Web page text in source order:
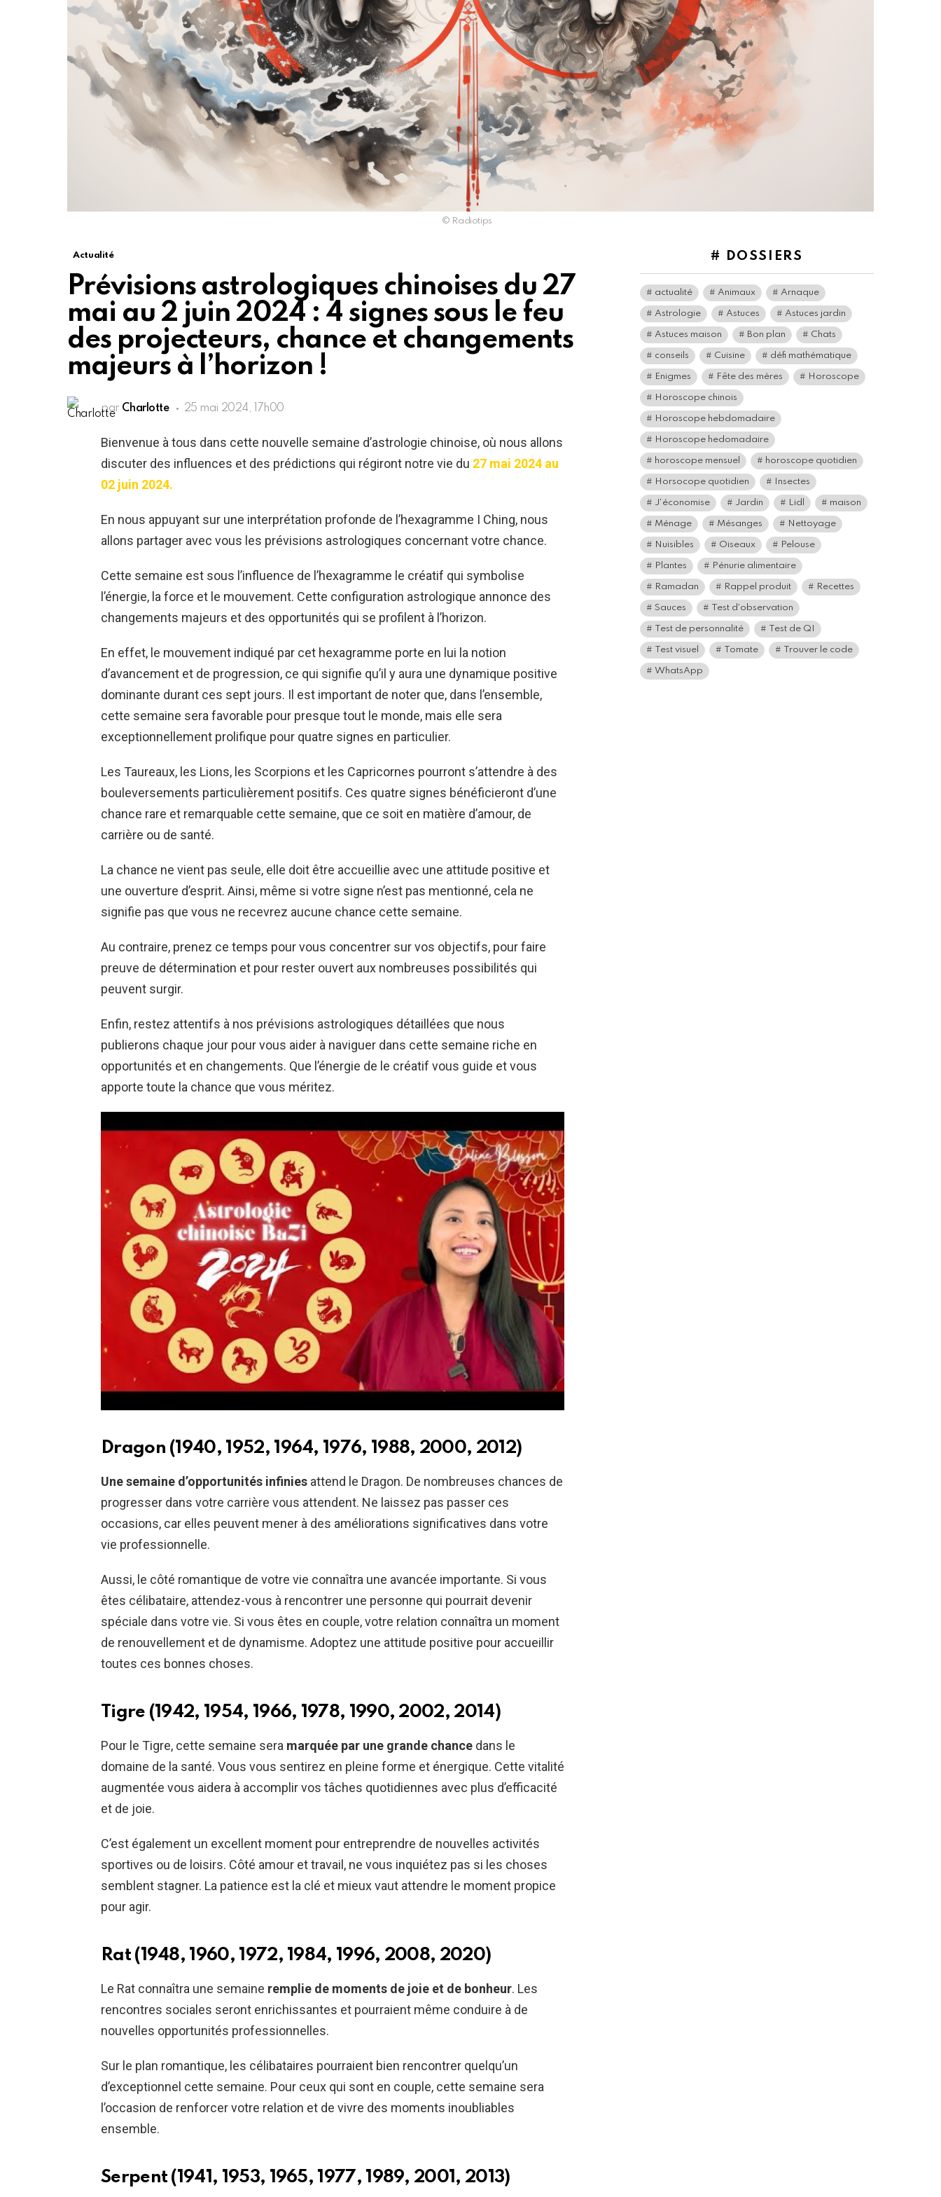
© Radiotips
Actualité
Prévisions astrologiques chinoises du 27
mai au 2 juin 2024 : 4 signes sous le feu
des projecteurs, chance et changements
majeurs à l’horizon !
par Charlotte 25 mai 2024, 17h00
Bienvenue à tous dans cette nouvelle semaine d’astrologie chinoise, où nous allons
discuter des influences et des prédictions qui régiront notre vie du 27 mai 2024 au
02 juin 2024.
En nous appuyant sur une interprétation profonde de l’hexagramme I Ching, nous
allons partager avec vous les prévisions astrologiques concernant votre chance.
Cette semaine est sous l’influence de l’hexagramme le créatif qui symbolise
l’énergie, la force et le mouvement. Cette configuration astrologique annonce des
changements majeurs et des opportunités qui se profilent à l’horizon.
En effet, le mouvement indiqué par cet hexagramme porte en lui la notion
d’avancement et de progression, ce qui signifie qu’il y aura une dynamique positive
dominante durant ces sept jours. Il est important de noter que, dans l’ensemble,
cette semaine sera favorable pour presque tout le monde, mais elle sera
exceptionnellement prolifique pour quatre signes en particulier.
Les Taureaux, les Lions, les Scorpions et les Capricornes pourront s’attendre à des
bouleversements particulièrement positifs. Ces quatre signes bénéficieront d’une
chance rare et remarquable cette semaine, que ce soit en matière d’amour, de
carrière ou de santé.
La chance ne vient pas seule, elle doit être accueillie avec une attitude positive et
une ouverture d’esprit. Ainsi, même si votre signe n’est pas mentionné, cela ne
signifie pas que vous ne recevrez aucune chance cette semaine.
Au contraire, prenez ce temps pour vous concentrer sur vos objectifs, pour faire
preuve de détermination et pour rester ouvert aux nombreuses possibilités qui
peuvent surgir.
Enfin, restez attentifs à nos prévisions astrologiques détaillées que nous
publierons chaque jour pour vous aider à naviguer dans cette semaine riche en
opportunités et en changements. Que l’énergie de le créatif vous guide et vous
apporte toute la chance que vous méritez.
Dragon (1940, 1952, 1964, 1976, 1988, 2000, 2012)
Une semaine d’opportunités infinies attend le Dragon. De nombreuses chances de
progresser dans votre carrière vous attendent. Ne laissez pas passer ces
occasions, car elles peuvent mener à des améliorations significatives dans votre
vie professionnelle.
Aussi, le côté romantique de votre vie connaîtra une avancée importante. Si vous
êtes célibataire, attendez-vous à rencontrer une personne qui pourrait devenir
spéciale dans votre vie. Si vous êtes en couple, votre relation connaîtra un moment
de renouvellement et de dynamisme. Adoptez une attitude positive pour accueillir
toutes ces bonnes choses.
Tigre (1942, 1954, 1966, 1978, 1990, 2002, 2014)
Pour le Tigre, cette semaine sera marquée par une grande chance dans le
domaine de la santé. Vous vous sentirez en pleine forme et énergique. Cette vitalité
augmentée vous aidera à accomplir vos tâches quotidiennes avec plus d’efficacité
et de joie.
C’est également un excellent moment pour entreprendre de nouvelles activités
sportives ou de loisirs. Côté amour et travail, ne vous inquiétez pas si les choses
semblent stagner. La patience est la clé et mieux vaut attendre le moment propice
pour agir.
Rat (1948, 1960, 1972, 1984, 1996, 2008, 2020)
Le Rat connaîtra une semaine remplie de moments de joie et de bonheur. Les
rencontres sociales seront enrichissantes et pourraient même conduire à de
nouvelles opportunités professionnelles.
Sur le plan romantique, les célibataires pourraient bien rencontrer quelqu’un
d’exceptionnel cette semaine. Pour ceux qui sont en couple, cette semaine sera
l’occasion de renforcer votre relation et de vivre des moments inoubliables
ensemble.
Serpent (1941, 1953, 1965, 1977, 1989, 2001, 2013)
# DOSSIERS
actualité Animaux Arnaque
Astrologie Astuces Astuces jardin
Astuces maison Bon plan Chats
conseils Cuisine défi mathématique
Enigmes Fête des mères Horoscope
Horoscope chinois
Horoscope hebdomadaire
Horoscope hedomadaire
horoscope mensuel horoscope quotidien
Horsocope quotidien Insectes
J'économise Jardin Lidl maison
Ménage Mésanges Nettoyage
Nuisibles Oiseaux Pelouse
Plantes Pénurie alimentaire
Ramadan Rappel produit Recettes
Sauces Test d'observation
Test de personnalité Test de QI
Test visuel Tomate Trouver le code
WhatsApp